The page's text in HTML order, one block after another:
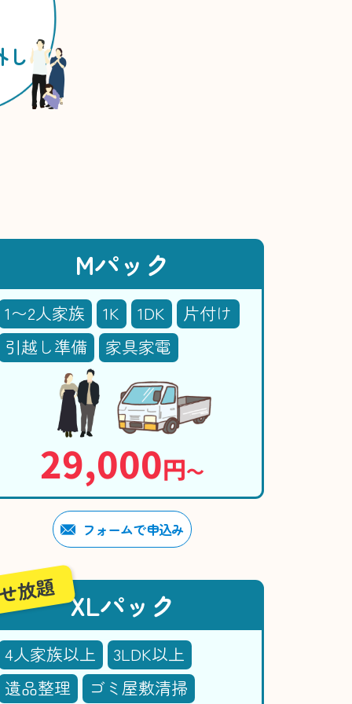
し
Mパック
1〜2人家族 1K 1DK
片付け
引越し準備
家具家電
29,000円〜
フォームで申込み
XLパック
4人家族以上
3LDK以上
遺品整理
ゴミ屋敷清掃
放題